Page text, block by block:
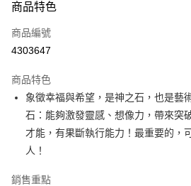
信用卡一次付款
超商取貨付款
Apple Pay
街口支付
悠遊付
ATM付款
商品特色
商品編號
4303647
商品特色
象徵幸福與希望，是神之石，也是藝
石：能夠激發靈感、想像力，帶來突
才能，有果斷執行能力！最重要的，
人！
銷售重點